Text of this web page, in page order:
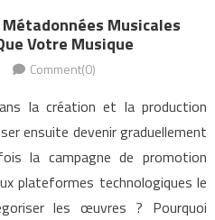
Musicales
Votre Musique
Comment(0)
la création et la production
ensuite devenir graduellement
la campagne de promotion
plateformes technologiques le
les œuvres ? Pourquoi